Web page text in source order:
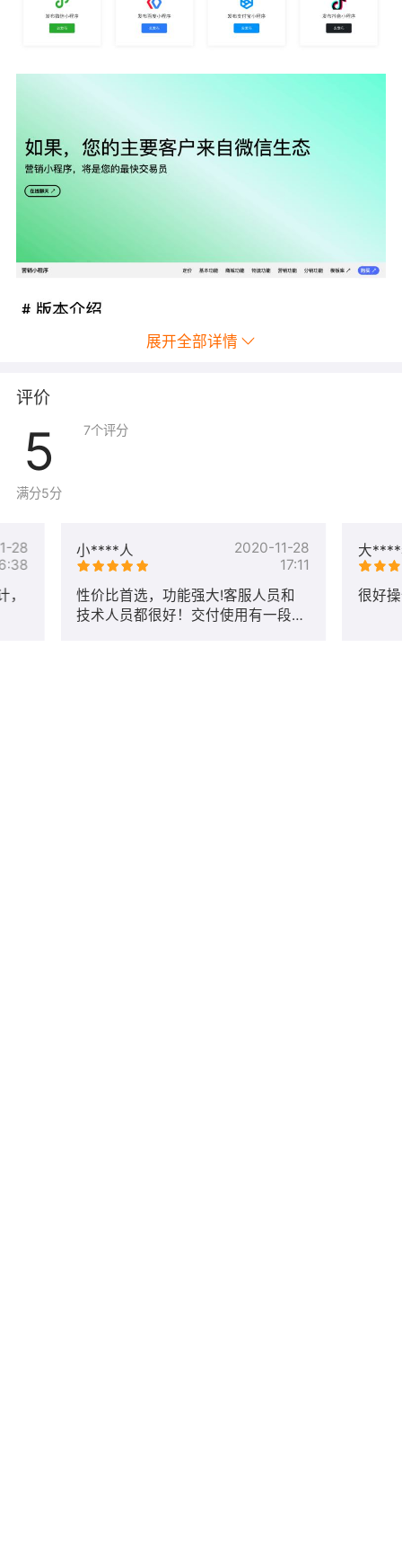
展开全部详情
评价
5
满分5分
7个评分
小****人
2020-11-28
17:11
性价比首选，功能强大!客服人员和
技术人员都很好！交付使用有一段时
大
很好
28